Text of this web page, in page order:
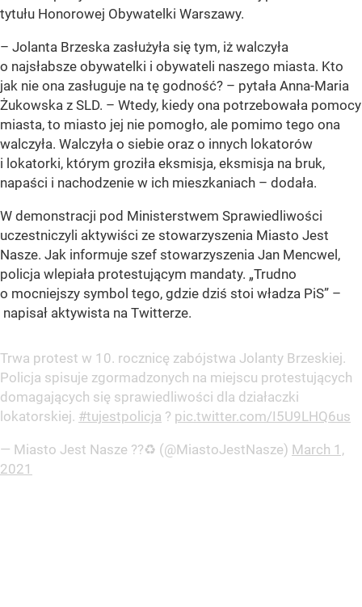
tytułu Honorowej Obywatelki Warszawy.
– Jolanta Brzeska zasłużyła się tym, iż walczyła
o najsłabsze obywatelki i obywateli naszego miasta. Kto
jak nie ona zasługuje na tę godność? – pytała Anna-Maria
Żukowska z SLD. – Wtedy, kiedy ona potrzebowała pomocy
miasta, to miasto jej nie pomogło, ale pomimo tego ona
walczyła. Walczyła o siebie oraz o innych lokatorów
i lokatorki, którym groziła eksmisja, eksmisja na bruk,
napaści i nachodzenie w ich mieszkaniach – dodała.
W demonstracji pod Ministerstwem Sprawiedliwości
uczestniczyli aktywiści ze stowarzyszenia Miasto Jest
Nasze. Jak informuje szef stowarzyszenia Jan Mencwel,
policja wlepiała protestującym mandaty. „Trudno
o mocniejszy symbol tego, gdzie dziś stoi władza PiS” –
napisał aktywista na Twitterze.
Trwa protest w 10. rocznicę zabójstwa Jolanty Brzeskiej.
Policja spisuje zgormadzonych na miejscu protestujących
domagających się sprawiedliwości dla działaczki
lokatorskiej. #tujestpolicja ? pic.twitter.com/I5U9LHQ6us
— Miasto Jest Nasze ??♻️ (@MiastoJestNasze) March 1,
2021